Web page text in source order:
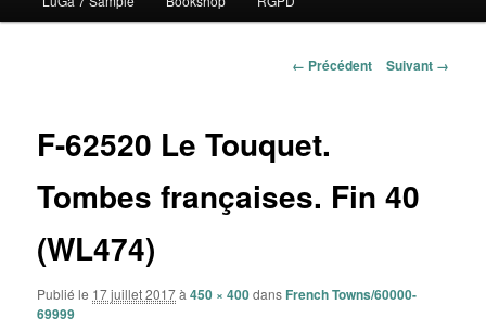
contenu
Navigation
← Précédent Suivant →
F-62520 Le Touquet.
Tombes françaises. Fin 40
(WL474)
Publié le 17 juillet 2017à450 × 400dans French Towns/60000-
69999